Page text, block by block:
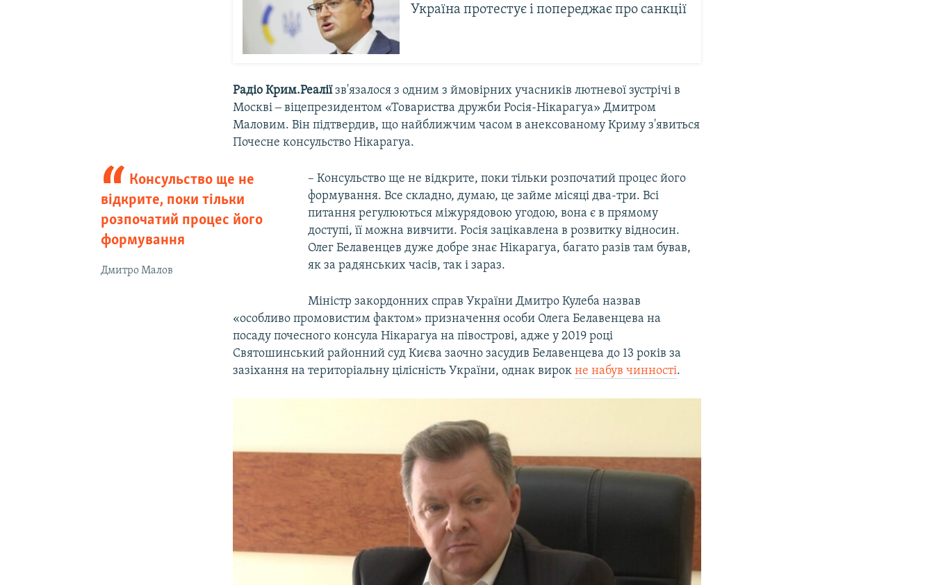
Україна протестує і попереджає про санкції
Радіо Крим.Реаліїзв'язалося з одним з ймовірних учасників лютневої зустрічі в
Москві ‒ віцепрезидентом «Товариства дружби Росія-Нікарагуа» Дмитром
Маловим. Він підтвердив, що найближчим часом в анексованому Криму з'явиться
Почесне консульство Нікарагуа.
Консульство ще не
відкрите, поки тільки
розпочатий процес його
формування
Дмитро Малов
– Консульство ще не відкрите, поки тільки розпочатий процес його
формування. Все складно, думаю, це займе місяці два-три. Всі
питання регулюються міжурядовою угодою, вона є в прямому
доступі, її можна вивчити. Росія зацікавлена в розвитку відносин.
Олег Белавенцев дуже добре знає Нікарагуа, багато разів там бував,
як за радянських часів, так і зараз.
Міністр закордонних справ України Дмитро Кулеба назвав
«особливо промовистим фактом» призначення особи Олега Белавенцева на
посаду почесного консула Нікарагуа на півострові, адже у 2019 році
Святошинський районний суд Києва заочно засудив Белавенцева до 13 років за
зазіхання на територіальну цілісність України, однак вирокне набув чинності.